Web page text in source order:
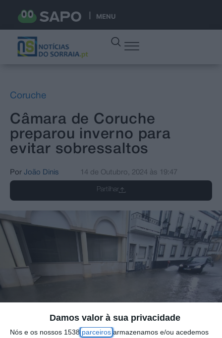
Damos valor à sua privacidade
Nós e os nossos 1538 parceiros armazenamos e/ou acedemos
MENU
Coruche
Câmara de Coruche
preparou inverno para
evitar sobressaltos
Por João Dinis 14 de Outubro, 2024 às 19:47
Partilhar